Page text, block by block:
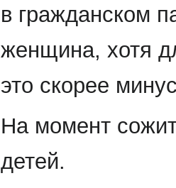
в гражданском
женщина, хотя
это скорее
На момент
детей.